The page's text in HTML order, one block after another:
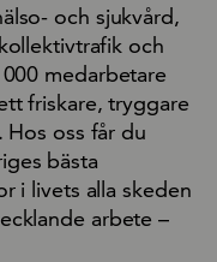
och sjukvård,
och
medarbetare
friskare, tryggare
Hos oss får du
bästa
i livets alla skeden
arbete –